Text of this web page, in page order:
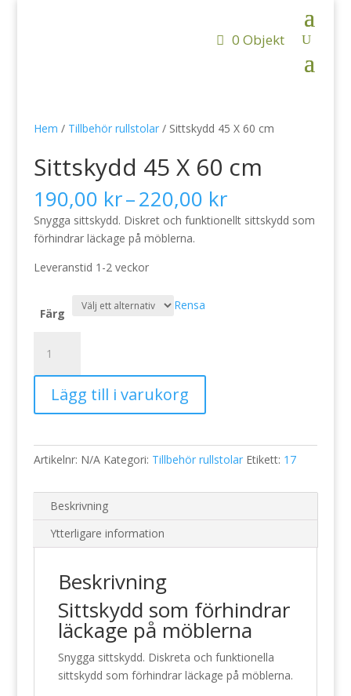
0 Objekt
Hem / Tillbehör rullstolar/ Sittskydd 45 X 60 cm
Sittskydd 45 X 60 cm
190,00 kr–220,00 krPrisintervall:
190,00 kr
till
Snygga sittskydd. Diskret och funktionellt sittskydd som
förhindrar läckage på möblerna.
Leveranstid 1-2 veckor
Färg
Rensa
X
cm
Lägg till i varukorg
Artikelnr: N/A Kategori: Tillbehör rullstolar Etikett: 17
Beskrivning
Ytterligare information
Beskrivning
Sittskydd som förhindrar
läckage på möblerna
Snygga sittskydd. Diskreta och funktionella
sittskydd som förhindrar läckage på möblerna.